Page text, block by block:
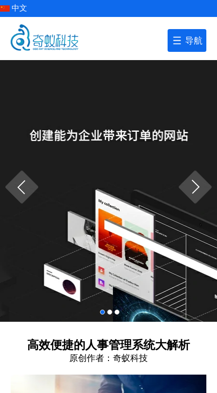
中文
导航
高效便捷的人事管理系统大解析
原创作者： 奇蚁科技